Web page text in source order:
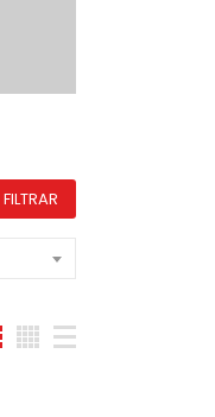
FILTRAR